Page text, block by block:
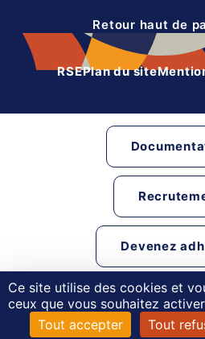
Retour haut de
RSEPlan du site
Devenez
Liens
Ce site utilise des cookies et
ceux que vous souhaitez activer
Tout accepter
Tout